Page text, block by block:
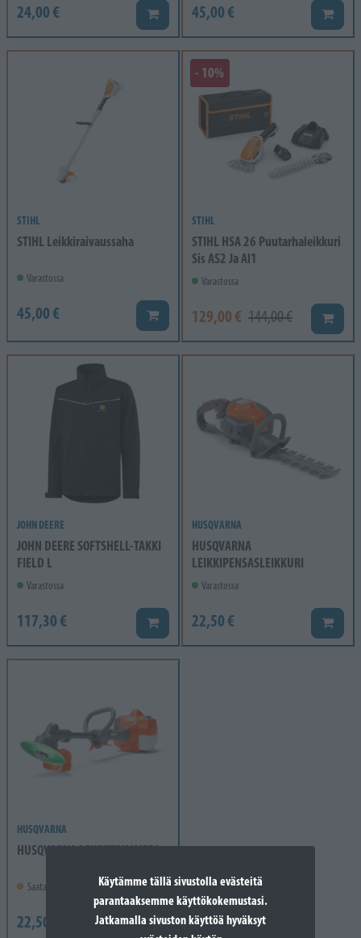
Käytämme tällä sivustolla evästeitä
parantaaksemme käyttökokemustasi.
Jatkamalla sivuston käyttöä hyväksyt
24,00 € Lisää koriin45,00 € Lisää
STIHL
STIHL Leikkiraivaussaha
Varastossa
45,00 € Lisää koriin
- 10%
STIHL
STIHL HSA 26 Puutarhaleikkuri
Sis AS2 Ja Al1
Varastossa
129,00 € 144,00 € Lisää
JOHN DEERE
JOHN DEERE SOFTSHELL-TAKKI
FIELD L
Varastossa
117,30 € Lisää koriin
HUSQVARNA
HUSQVARNA
LEIKKIPENSASLEIKKURI
Varastossa
22,50 € Lisää
HUSQVARNA
HUSQVARNA LEIKKITRIMMERI
Saatavilla, ei varastossa
22,50 € Lisää koriin